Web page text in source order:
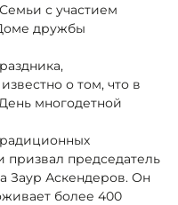
с участием
дружбы
о том, что в
многодетной
призвал председатель
Заур Аскендеров. Он
более 400